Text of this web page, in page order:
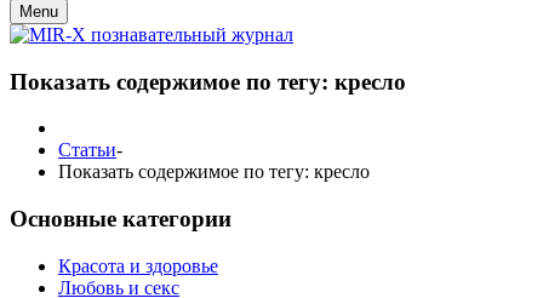
Menu
Показать содержимое по тегу: кресло
Статьи-
Показать содержимое по тегу: кресло
Основные категории
Красота и здоровье
Любовь и секс